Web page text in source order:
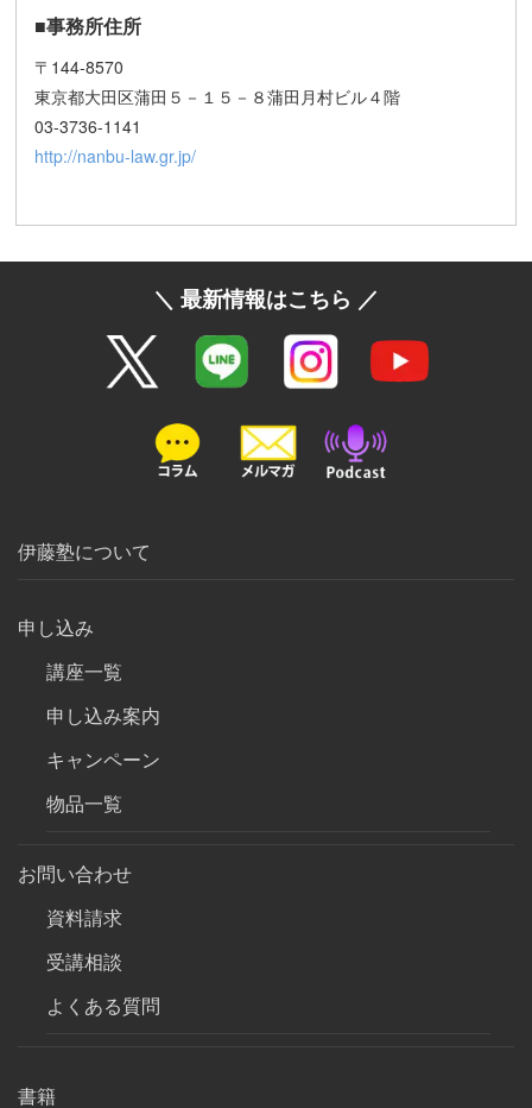
■事務所住所
〒144-8570
東京都大田区蒲田５－１５－８蒲田月村ビル４階
03-3736-1141
http://nanbu-law.gr.jp/
＼ 最新情報はこちら ／
伊藤塾について
申し込み
講座一覧
申し込み案内
キャンペーン
物品一覧
お問い合わせ
資料請求
受講相談
よくある質問
書籍